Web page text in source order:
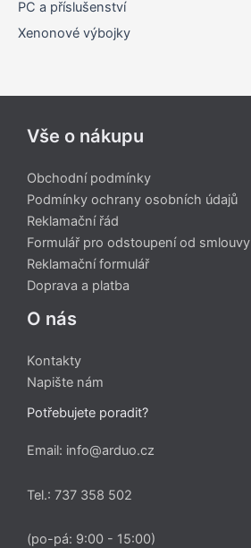
PC a příslušenství
Xenonové výbojky
Vše o nákupu
Obchodní podmínky
Podmínky ochrany osobních údajů
Reklamační řád
Formulář pro odstoupení od smlouvy
Reklamační formulář
Doprava a platba
O nás
Kontakty
Napište nám
Potřebujete poradit?
Email: info@arduo.cz
Tel.: 737 358 502
(po-pá: 9:00 - 15:00)